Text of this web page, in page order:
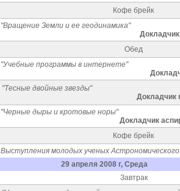
Кофе брейк
"Вращение Земли и ее геодинамика"
Обед
"Учебные программы в интернете"
"Тесные двойные звезды"
Докладчик
"Черные дыры и кротовые норы"
Докладчик
Кофе брейк
Выступления молодых ученых
29 апреля 2008 г, Среда
Завтрак